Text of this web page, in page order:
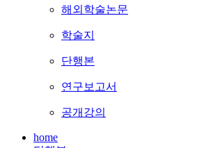
해외학술논문
학술지
단행본
연구보고서
공개강의
home